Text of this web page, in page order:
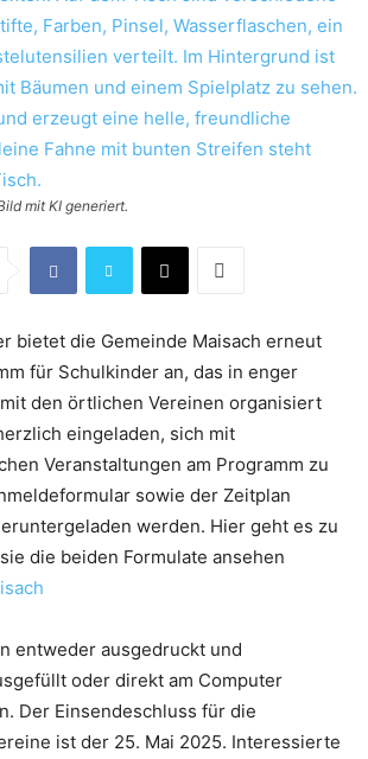
mit KI generiert.
bietet die Gemeinde Maisach erneut
für Schulkinder an, das in enger
den örtlichen Vereinen organisiert
eingeladen, sich mit
Veranstaltungen am Programm zu
sowie der Zeitplan
werden. Hier geht es zu
die beiden Formulate ansehen
entweder ausgedruckt und
oder direkt am Computer
Der Einsendeschluss für die
ist der 25. Mai 2025. Interessierte